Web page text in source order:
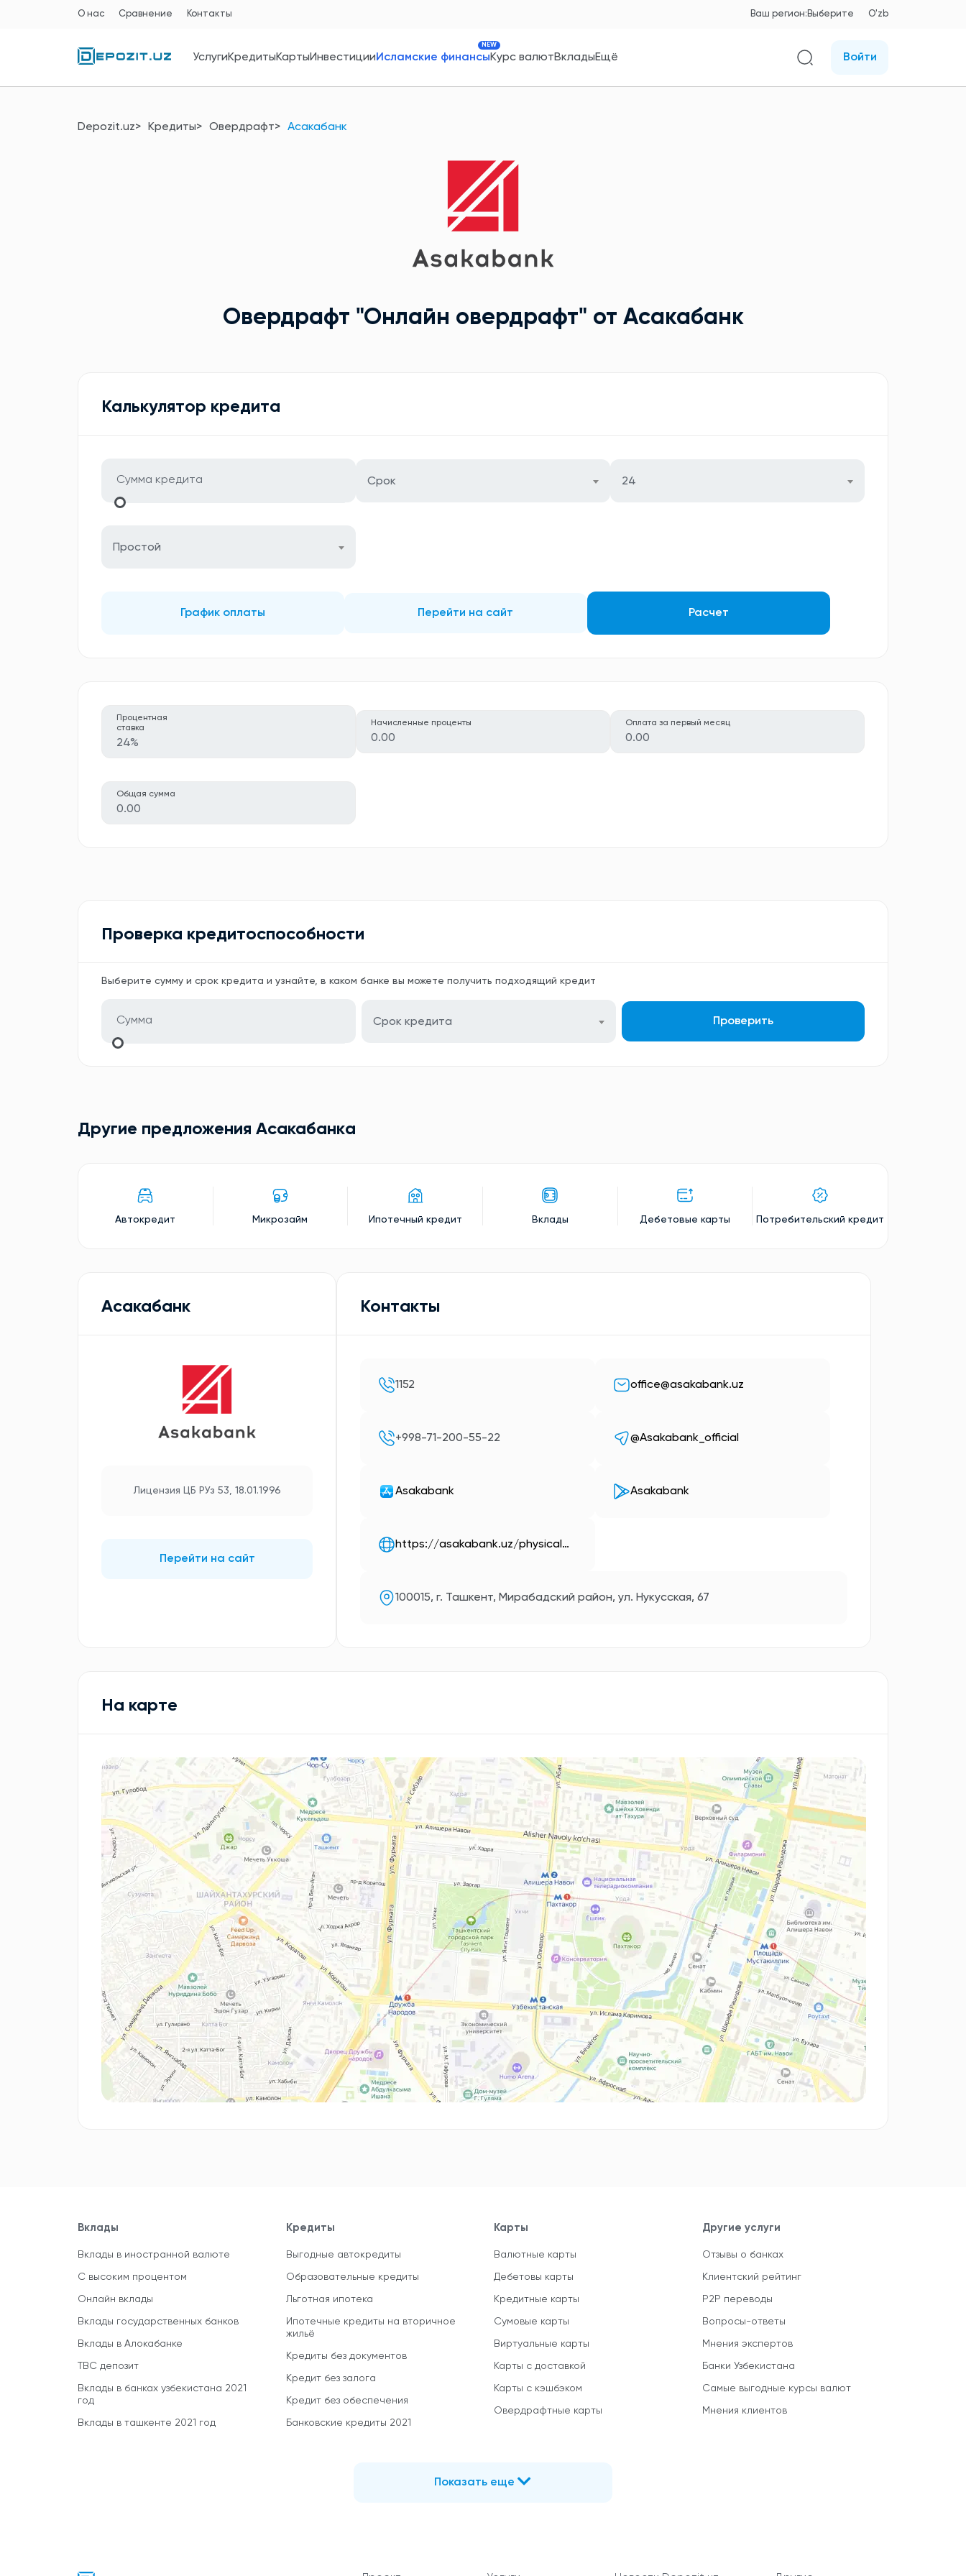
О нас Сравнение Контакты Ваш регион: Выберите O'zb
УслугиКредитыКартыИнвестицииИсламские финансы
NEW
Курс валютВкладыЕщё Войти
Depozit.uz Кредиты Овердрафт Асакабанк
Овердрафт "Онлайн овердрафт" от Асакабанк
Калькулятор кредита
Срок 24
Простой
График оплаты Перейти на сайт Расчет
Процентная
ставка
24%
Начисленные проценты
0.00
Оплата за первый месяц
0.00
Общая сумма
0.00
Проверка кредитоспособности
Выберите сумму и срок кредита и узнайте, в каком банке вы можете получить подходящий кредит
Срок кредита Проверить
Другие предложения Асакабанкa
Автокредит Микрозайм Ипотечный кредит Вклады Дебетовые карты Потребительский кредит
Асакабанк
Лицензия ЦБ РУз 53, 18.01.1996
Перейти на сайт
Контакты
1152 office@asakabank.uz
+998-71-200-55-22 @Asakabank_official
Asakabank Asakabank
https://asakabank.uz/physical…
100015, г. Ташкент, Мирабадский район, ул. Нукусская, 67
На карте
Вклады
Вклады в иностранной валюте
С высоким процентом
Онлайн вклады
Вклады государственных банков
Вклады в Алокабанке
TBC депозит
Вклады в банках узбекистана 2021
год
Вклады в ташкенте 2021 год
Кредиты
Выгодные автокредиты
Образовательные кредиты
Льготная ипотека
Ипотечные кредиты на вторичное
жильё
Кредиты без документов
Кредит без залога
Кредит без обеспечения
Банковские кредиты 2021
Карты
Валютные карты
Дебетовы карты
Кредитные карты
Сумовые карты
Виртуальные карты
Карты с доставкой
Карты с кэшбэком
Овердрафтные карты
Другие услуги
Отзывы о банках
Клиентский рейтинг
P2P переводы
Вопросы-ответы
Мнения экспертов
Банки Узбекистана
Самые выгодные курсы валют
Мнения клиентов
Показать еще